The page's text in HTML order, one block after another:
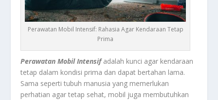
Perawatan Mobil Intensif: Rahasia Agar Kendaraan Tetap
Prima
Perawatan Mobil Intensifadalah kunci agar kendaraan
tetap dalam kondisi prima dan dapat bertahan lama.
Sama seperti tubuh manusia yang memerlukan
perhatian agar tetap sehat, mobil juga membutuhkan